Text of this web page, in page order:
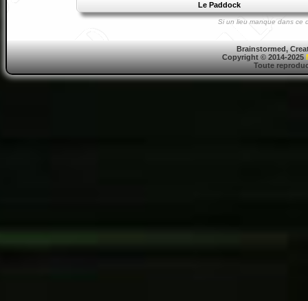
Le Paddock
Si un lieu manque dans ce
Brainstormed,
Copyright © 2014-2025
Toute